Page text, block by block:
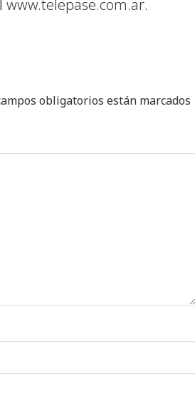
www.telepase.com.ar.
obligatorios están marcados